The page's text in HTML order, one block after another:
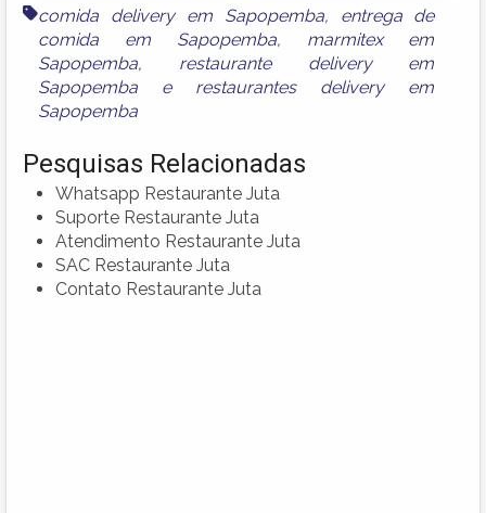
comida delivery em Sapopemba, entrega de
comida em Sapopemba, marmitex em
Sapopemba, restaurante delivery em
Sapopemba e restaurantes delivery em
Sapopemba
Pesquisas Relacionadas
Whatsapp Restaurante Juta
Suporte Restaurante Juta
Atendimento Restaurante Juta
SAC Restaurante Juta
Contato Restaurante Juta